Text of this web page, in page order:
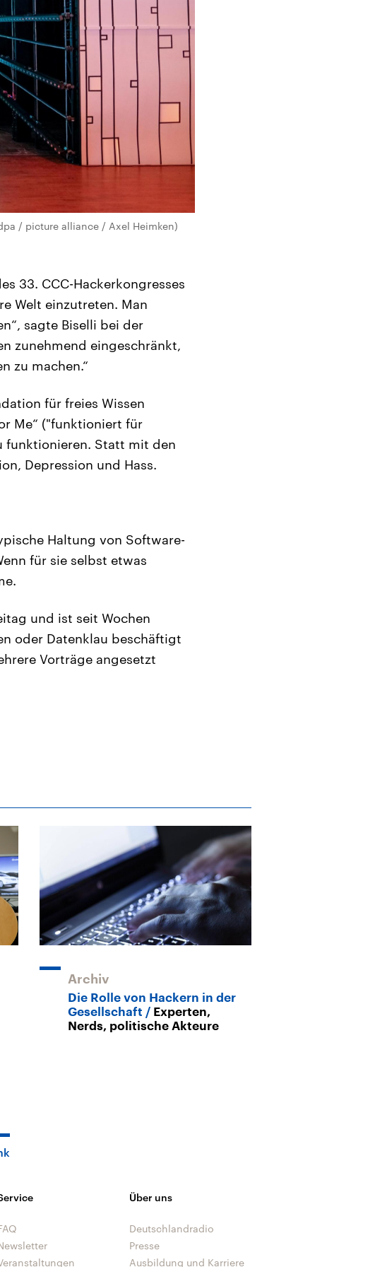
/ picture alliance / Axel Heimken)
33. CCC-Hackerkongresses
Welt einzutreten. Man
sagte Biselli bei der
zunehmend eingeschränkt,
zu machen.“
für freies Wissen
Me“ ("funktioniert für
funktionieren. Statt mit den
Depression und Hass.
Haltung von Software-
für sie selbst etwas
und ist seit Wochen
oder Datenklau beschäftigt
Vorträge angesetzt
Archiv
Die Rolle von Hackern in der
Gesellschaft
Experten,
Nerds, politische Akteure
Über uns
Deutschlandradio
Presse
Ausbildung und Karriere